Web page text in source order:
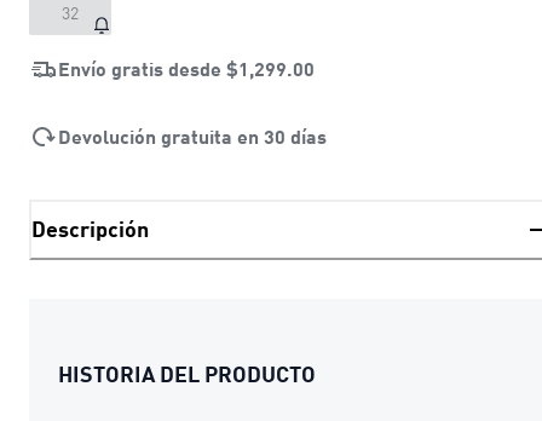
32
Envío gratis desde $1,299.00
Devolución gratuita en 30 días
Descripción
HISTORIA DEL PRODUCTO